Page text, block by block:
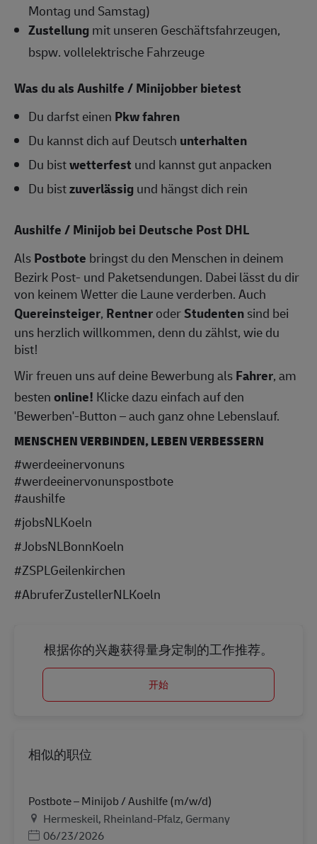
Montag und Samstag)
Zustellungmit unseren Geschäftsfahrzeugen,
bspw. vollelektrische Fahrzeuge
Was du als Aushilfe / Minijobber bietest
Du darfst einen Pkw fahren
Du kannst dich auf Deutsch unterhalten
Du bistwetterfest und kannst gut anpacken
Du bistzuverlässigund hängst dich rein
Aushilfe / Minijob bei Deutsche Post DHL
AlsPostbote bringst du den Menschen in deinem
Bezirk Post- und Paketsendungen. Dabei lässt du dir
von keinem Wetter die Laune verderben. Auch
Quereinsteiger, RentneroderStudentensind bei
uns herzlich willkommen, denn du zählst, wie du
bist!
Wir freuen uns auf deine Bewerbung alsFahrer, am
bestenonline! Klicke dazu einfach auf den
'Bewerben'-Button – auch ganz ohne Lebenslauf.
MENSCHEN VERBINDEN, LEBEN VERBESSERN
#werdeeinervonuns
#werdeeinervonunspostbote
#aushilfe
#jobsNLKoeln
#JobsNLBonnKoeln
#ZSPLGeilenkirchen
#AbruferZustellerNLKoeln
根据你的兴趣获得量身定制的工作推荐。
开始
相似的职位
Postbote – Minijob / Aushilfe (m/w/d)
地点Hermeskeil, Rheinland-Pfalz, Germany
Posted Date
06/23/2026